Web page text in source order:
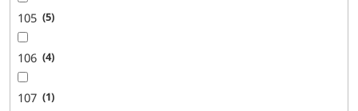
105 5
106 4
107 1